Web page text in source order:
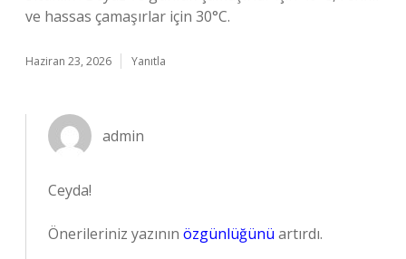
ve hassas çamaşırlar için 30°C.
Haziran 23, 2026 Yanıtla
admin
Ceyda!
Önerileriniz yazının özgünlüğünü artırdı.